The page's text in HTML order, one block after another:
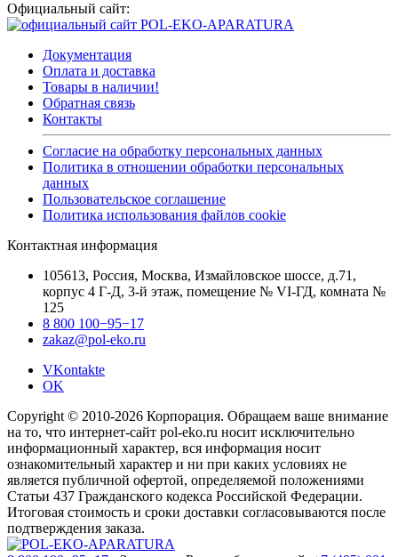
Официальный сайт:
Документация
Оплата и доставка
Товары в наличии!
Обратная связь
Контакты
Согласие на обработку персональных данных
Политика в отношении обработки персональных
данных
Пользовательское соглашение
Политика использования файлов cookie
Контактная информация
105613, Россия, Москва, Измайловское шоссе, д.71,
корпус 4 Г-Д, 3-й этаж, помещение № VI-ГД, комната №
125
8 800 100−95−17
zakaz@pol-eko.ru
VKontakte
OK
Copyright © 2010-2026 Корпорация. Обращаем ваше внимание
на то, что интернет-сайт pol-eko.ru носит исключительно
информационный характер, вся информация носит
ознакомительный характер и ни при каких условиях не
является публичной офертой, определяемой положениями
Статьи 437 Гражданского кодекса Российской Федерации.
Итоговая стоимость и сроки доставки согласовываются после
подтверждения заказа.